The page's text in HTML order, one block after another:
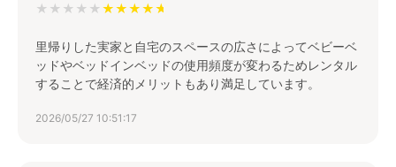
★★★★★
里帰りした実家と自宅のスペースの広さによってベビーベ
ッドやベッドインベッドの使用頻度が変わるためレンタル
することで経済的メリットもあり満足しています。
2026/05/27 10:51:17